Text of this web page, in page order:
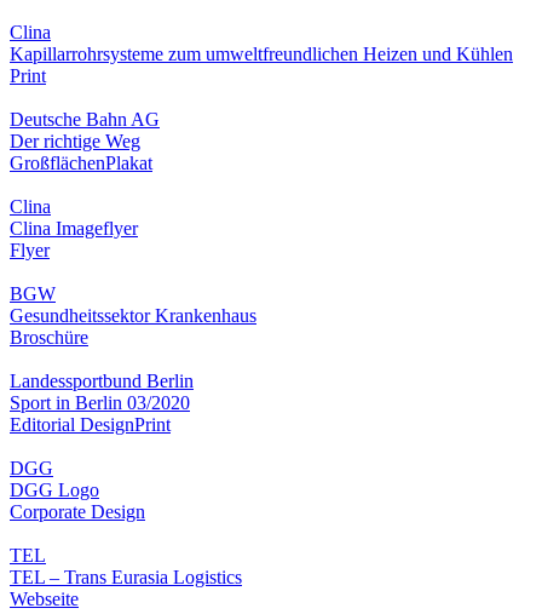
Clina
Kapillarrohrsysteme zum umweltfreundlichen Heizen und Kühlen
Print
Deutsche Bahn AG
Der richtige Weg
GroßflächenPlakat
Clina
Clina Imageflyer
Flyer
BGW
Gesundheitssektor Krankenhaus
Broschüre
Landessportbund Berlin
Sport in Berlin 03/2020
Editorial DesignPrint
DGG
DGG Logo
Corporate Design
TEL
TEL – Trans Eurasia Logistics
Webseite